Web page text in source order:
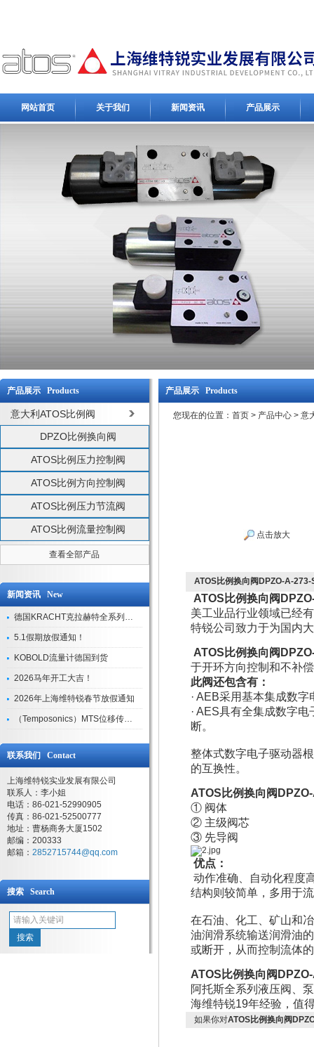
网站首页 关于我们 新闻资讯 产品展示
产品展示 Products
意大利ATOS比例阀
DPZO比例换向阀
ATOS比例压力控制阀
ATOS比例方向控制阀
ATOS比例压力节流阀
ATOS比例流量控制阀
查看全部产品
新闻资讯 New
德国KRACHT克拉赫特全系列现货库存
5.1假期放假通知！
KOBOLD流量计德国到货
2026马年开工大吉！
2026年上海维特锐春节放假通知
（Temposonics）MTS位移传感器现货库存型号
联系我们 Contact
上海维特锐实业发展有限公司
联系人：李小姐
电话：86-021-52990905
传真：86-021-52500777
地址：曹杨商务大厦1502
邮编：200333
邮箱： 2852715744@qq.com
搜索 Search
产品展示 Products
您现在的位置： 首页 > 产品中心 > 意
点击放大
ATOS比例换向阀DPZO-A-273-
ATOS比例换向阀
美工业品行业领域已经
特锐公司致力于为国内
ATOS比例换向阀
于开环方向控制和不补
此阀还包含有：
· AEB采用基本集成数
· AES具有全集成数字
断。
整体式数字电子驱动器
的互换性。
ATOS比例换向阀
① 阀体
② 主级阀芯
③ 先导阀
优点：
动作准确、自动化程度
结构则较简单，多用于
在石油、化工、矿山和
油润滑系统输送润滑油
或断开，从而控制流体
ATOS比例换向阀
阿托斯全系列液压阀、
海维特锐19年经验，值
如果你对ATOS比例换向阀